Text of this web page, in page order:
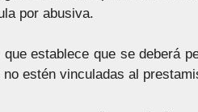
por abusiva.
establece que se deberá
estén vinculadas al